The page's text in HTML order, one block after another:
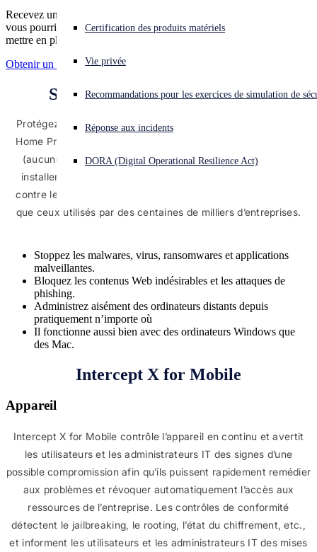
Vous subissez une cyberattaque ? Obtenez une aide immédiate.
Se connecter
Open language switcher
Certification des produits matériels
Vie privée
Recommandations pour les exercices de simulation de
Réponse aux incidents
DORA (Digital Operational Resilience Act)
Recevez un devis sans engagement et découvrez les économies que
vous pourriez réaliser en choisissant Sophos MDR plutôt que de
mettre en place votre propre centre opérationnel de sécurité (SOC).
Obtenir un devis
Sophos Home pour PC et Mac
Protégez tous les ordinateurs de votre maison avec Sophos
Home Premium, disponible avec un essai gratuit de 30 jours
(aucune carte bancaire requise). Vous pouvez désormais
installer chez vous le même antivirus, la même protection
contre les malwares et la même technologie de filtrage Web
que ceux utilisés par des centaines de milliers d’entreprises.
Stoppez les malwares, virus, ransomwares et applications
malveillantes.
Bloquez les contenus Web indésirables et les attaques de
phishing.
Administrez aisément des ordinateurs distants depuis
pratiquement n’importe où
Il fonctionne aussi bien avec des ordinateurs Windows que
des Mac.
Intercept X for Mobile
Appareil
Intercept X for Mobile contrôle l’appareil en continu et avertit
les utilisateurs et les administrateurs IT des signes d’une
possible compromission afin qu’ils puissent rapidement remédier
aux problèmes et révoquer automatiquement l’accès aux
ressources de l’entreprise. Les contrôles de conformité
détectent le jailbreaking, le rooting, l’état du chiffrement, etc.,
et informent les utilisateurs et les administrateurs IT des mises